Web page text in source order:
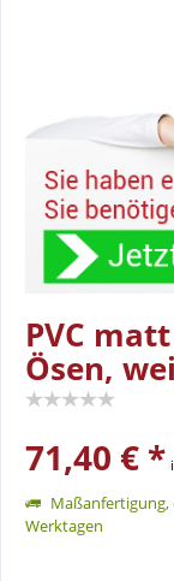
PVC
Ösen,
71,40 € *
Maßanfertigung,
Werktagen